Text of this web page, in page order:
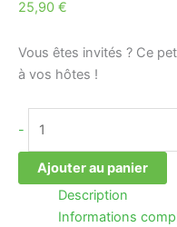
25,90 €
Vous êtes invités ? Ce
à vos hôtes !
-
Ajouter au panier
Description
Informations